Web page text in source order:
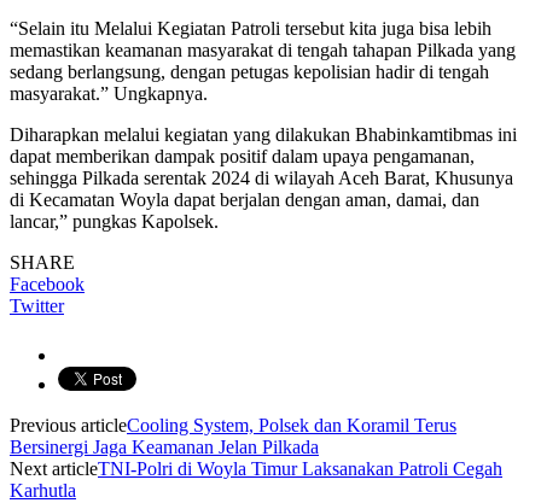
“Selain itu Melalui Kegiatan Patroli tersebut kita juga bisa lebih
memastikan keamanan masyarakat di tengah tahapan Pilkada yang
sedang berlangsung, dengan petugas kepolisian hadir di tengah
masyarakat.” Ungkapnya.
Diharapkan melalui kegiatan yang dilakukan Bhabinkamtibmas ini
dapat memberikan dampak positif dalam upaya pengamanan,
sehingga Pilkada serentak 2024 di wilayah Aceh Barat, Khusunya
di Kecamatan Woyla dapat berjalan dengan aman, damai, dan
lancar,” pungkas Kapolsek.
SHARE
Facebook
Twitter
Previous articleCooling System, Polsek dan Koramil Terus
Bersinergi Jaga Keamanan Jelan Pilkada
Next articleTNI-Polri di Woyla Timur Laksanakan Patroli Cegah
Karhutla